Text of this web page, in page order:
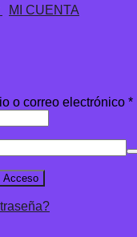
o correo electrónico *
Acceso